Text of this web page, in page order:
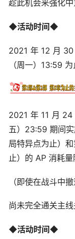
趁此机会来强化中
◆活动时间◆
2021 年 12 月
（周一）13:59 为
2021 年 11 月 24
五）23:59 期间
局特异点为止）
止）的 AP 消耗量
（即使在战斗中
尚未完全通关主
◆活动时间◆